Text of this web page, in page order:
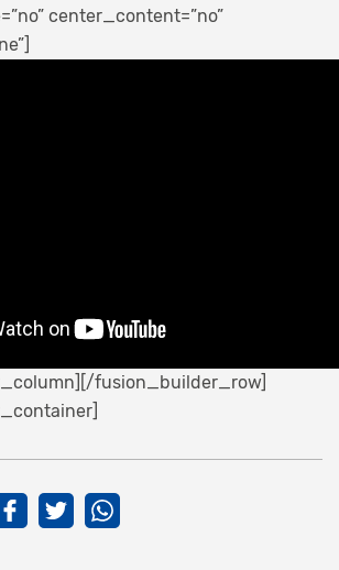
center_content=”no”
fusion_builder_row]